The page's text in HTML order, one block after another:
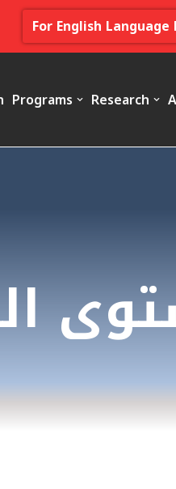
For English Language
Programs Research